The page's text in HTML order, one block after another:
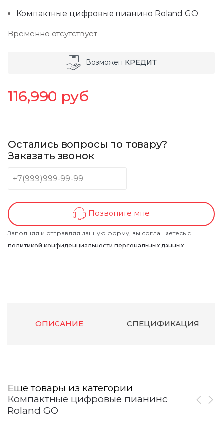
Компактные цифровые пианино Roland GO
Временно отсутствует
Возможен КРЕДИТ
116,990 руб
Остались вопросы по товару?
Заказать звонок
Позвоните мне
Заполняя и отправляя данную форму, вы соглашаетесь с
политикой конфиденциальности персональных данных
ОПИСАНИЕ СПЕЦИФИКАЦИЯ
Еще товары из категории
Компактные цифровые пианино
Roland GO